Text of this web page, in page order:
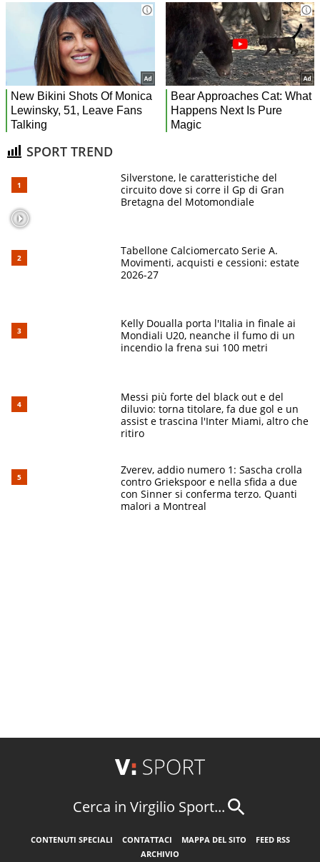
SPORT TREND
Silverstone, le caratteristiche del
circuito dove si corre il Gp di Gran
Bretagna del Motomondiale
Tabellone Calciomercato Serie A.
Movimenti, acquisti e cessioni: estate
2026-27
Kelly Doualla porta l'Italia in finale ai
Mondiali U20, neanche il fumo di un
incendio la frena sui 100 metri
Messi più forte del black out e del
diluvio: torna titolare, fa due gol e un
assist e trascina l'Inter Miami, altro che
ritiro
Zverev, addio numero 1: Sascha crolla
contro Griekspoor e nella sfida a due
con Sinner si conferma terzo. Quanti
malori a Montreal
Cerca in Virgilio Sport...
CONTENUTI SPECIALI CONTATTACI MAPPA DEL SITO
FEED RSS
ARCHIVIO